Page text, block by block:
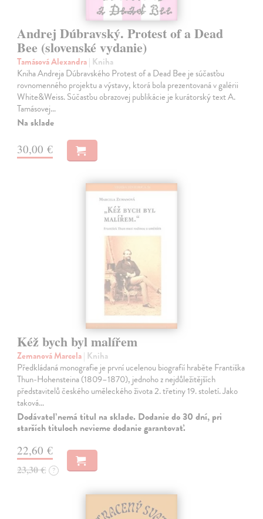
Andrej Dúbravský. Protest of a Dead
Bee (slovenské vydanie)
Tamásová Alexandra| Kniha
Kniha Andreja Dúbravského Protest of a Dead Bee je súčasťou
rovnomenného projektu a výstavy, ktorá bola prezentovaná v galérii
White&Weiss. Súčasťou obrazovej publikácie je kurátorský text A.
Tamásovej…
Na sklade
30,00 €
Kéž bych byl malířem
Zemanová Marcela| Kniha
Předkládaná monografie je první ucelenou biografií hraběte Františka
Thun-Hohensteina (1809–1870), jednoho z nejdůležitějších
představitelů českého uměleckého života 2. třetiny 19. století. Jako
taková…
Dodávateľ nemá titul na sklade. Dodanie do 30 dní, pri
starších tituloch nevieme dodanie garantovať.
22,60 €
23,30 € ?